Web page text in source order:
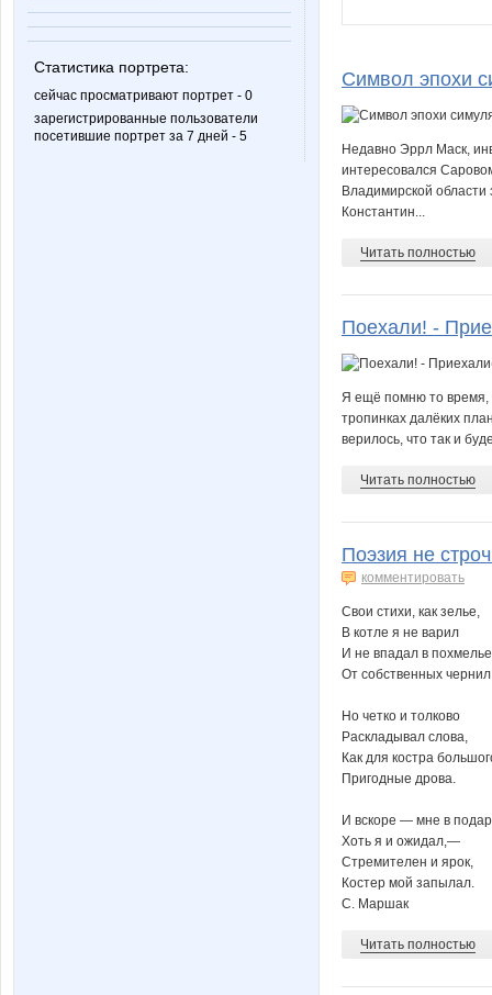
Статистика портрета:
сейчас просматривают портрет - 0
зарегистрированные пользователи
посетившие портрет за 7 дней - 5
Символ эпохи
Недавно Эррл Маск,
интересовался
Владимирской
Константин...
Читать полностью
Поехали! -
Я ещё помню то время,
тропинках далёких
верилось, что так и
Читать полностью
Поэзия не
комментировать
Свои стихи, как зелье,
В котле я не варил
И не впадал в похмелье
От собственных
Но четко и толково
Раскладывал слова,
Как для костра
Пригодные дрова.
И вскоре — мне в
Хоть я и ожидал,—
Стремителен и ярок,
Костер мой запылал.
С. Маршак
Читать полностью